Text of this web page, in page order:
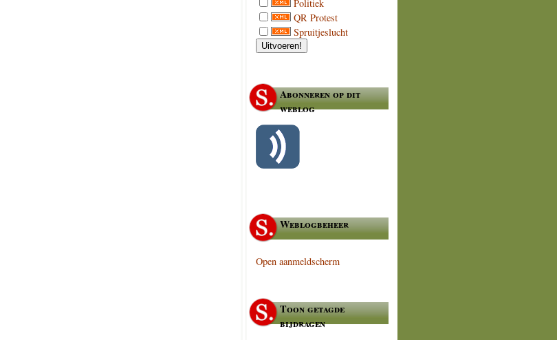
Politiek
QR Protest
Spruitjeslucht
Abonneren op dit
weblog
Weblogbeheer
Open aanmeldscherm
Toon getagde
bijdragen